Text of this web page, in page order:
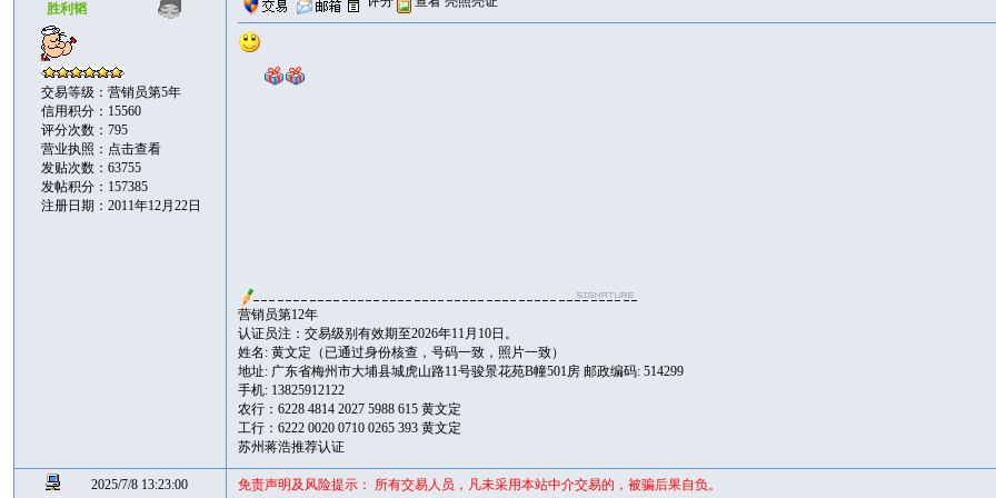
胜利韬
交易等级：营销员第5年
信用积分：15560
评分次数：795
营业执照： 点击查看
发贴次数：63755
发帖积分：157385
注册日期：2011年12月22日
营销员第12年
认证员注：交易级别有效期至2026年11月10日。
姓名: 黄文定（已通过身份核查，号码一致，照片一致）
地址: 广东省梅州市大埔县城虎山路11号骏景花苑B幢501房 邮政编码: 514299
手机: 13825912122
农行：6228 4814 2027 5988 615 黄文定
工行：6222 0020 0710 0265 393 黄文定
苏州蒋浩推荐认证
2025/7/8 13:23:00 免责声明及风险提示： 所有交易人员，凡未采用本站中介交易的，被骗后果自负。